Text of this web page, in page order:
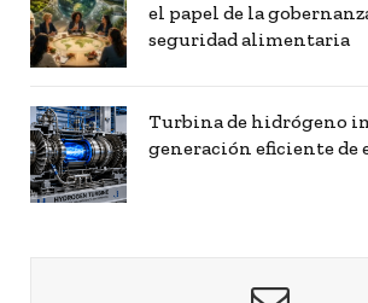
el papel de la
seguridad alimentaria
Turbina de hidrógeno
generación eficiente de